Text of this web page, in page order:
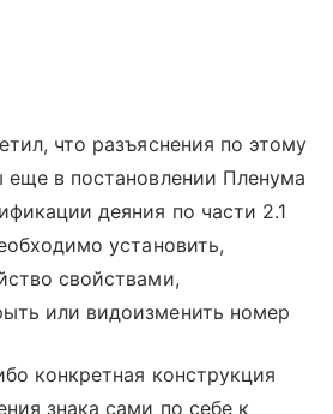
что разъяснения по этому
в постановлении Пленума
деяния по части 2.1
установить,
свойствами,
или видоизменить номер
конкретная конструкция
знака сами по себе к